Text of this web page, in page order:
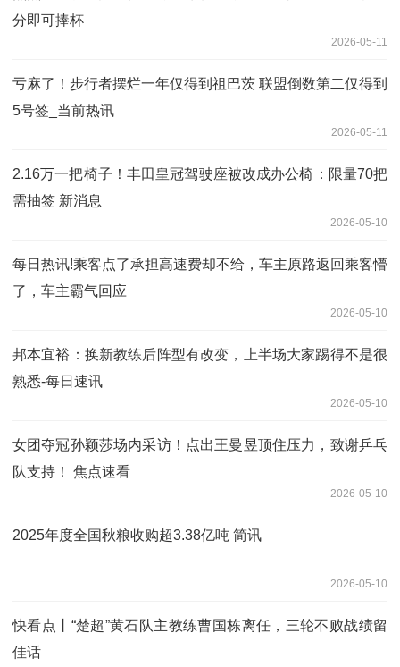
分即可捧杯
2026-05-11
亏麻了！步行者摆烂一年仅得到祖巴茨 联盟倒数第二仅得到
5号签_当前热讯
2026-05-11
2.16万一把椅子！丰田皇冠驾驶座被改成办公椅：限量70把
需抽签 新消息
2026-05-10
每日热讯!乘客点了承担高速费却不给，车主原路返回乘客懵
了，车主霸气回应
2026-05-10
邦本宜裕：换新教练后阵型有改变，上半场大家踢得不是很
熟悉-每日速讯
2026-05-10
女团夺冠孙颖莎场内采访！点出王曼昱顶住压力，致谢乒乓
队支持！ 焦点速看
2026-05-10
2025年度全国秋粮收购超3.38亿吨 简讯
2026-05-10
快看点丨“楚超”黄石队主教练曹国栋离任，三轮不败战绩留
佳话